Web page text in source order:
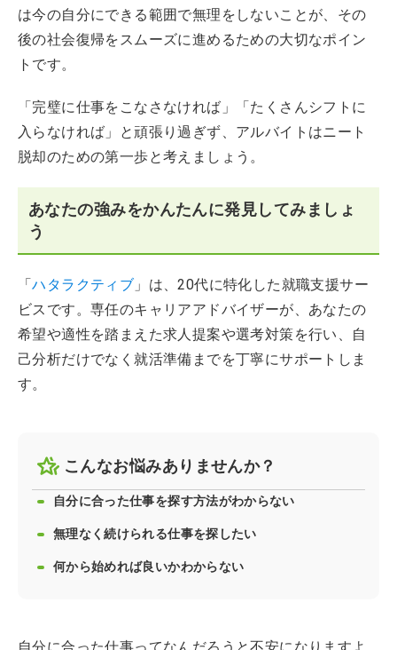
は今の自分にできる範囲で無理をしないことが、その
後の社会復帰をスムーズに進めるための大切なポイン
トです。
「完璧に仕事をこなさなければ」「たくさんシフトに
入らなければ」と頑張り過ぎず、アルバイトはニート
脱却のための第一歩と考えましょう。
あなたの強みをかんたんに発見してみましょ
う
「ハタラクティブ 」は、20代に特化した就職支援サー
ビスです。専任のキャリアアドバイザーが、あなたの
希望や適性を踏まえた求人提案や選考対策を行い、自
己分析だけでなく就活準備までを丁寧にサポートしま
す。
こんなお悩みありませんか？
自分に合った仕事を探す方法がわからない
無理なく続けられる仕事を探したい
何から始めれば良いかわからない